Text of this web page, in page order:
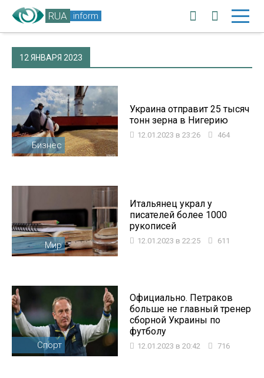
RUA inform
12 ЯНВАРЯ 2023
Бизнес
Украина отправит 25 тысяч
тонн зерна в Нигерию
12.01.2023 в 23:26 464
Мир
Итальянец украл у
писателей более 1000
рукописей
12.01.2023 в 22:25 611
Спорт
Официально. Петраков
больше не главный тренер
сборной Украины по
футболу
12.01.2023 в 20:42 716